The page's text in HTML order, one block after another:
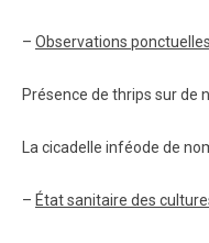
– Observations ponctuelles
Présence de thrips sur de
La cicadelle inféode de
– État sanitaire des